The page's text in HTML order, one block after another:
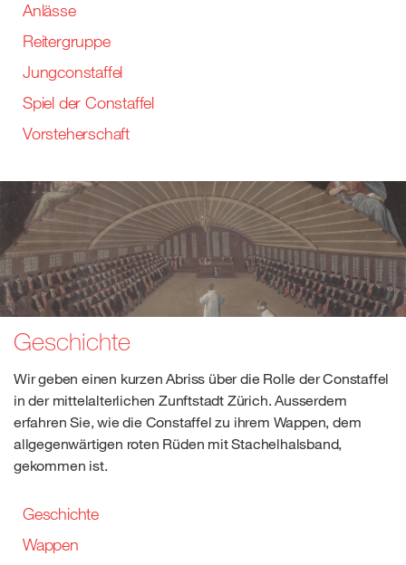
Anlässe
Reitergruppe
Jungconstaffel
Spiel der Constaffel
Vorsteherschaft
Geschichte
Wir geben einen kurzen Abriss über die Rolle der Constaffel
in der mittelalterlichen Zunftstadt Zürich. Ausserdem
erfahren Sie, wie die Constaffel zu ihrem Wappen, dem
allgegenwärtigen roten Rüden mit Stachelhalsband,
gekommen ist.
Geschichte
Wappen